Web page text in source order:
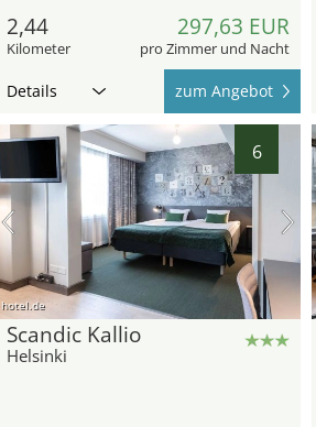
2,44
Kilometer
297,63 EUR
pro Zimmer und Nacht
Details zum Angebot
6
hotel.de
Scandic Kallio
Helsinki